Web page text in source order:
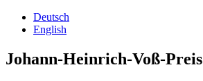
Deutsch
English
Johann-Heinrich-Voß-Preis